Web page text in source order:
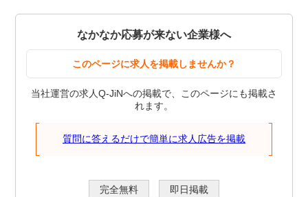
なかなか応募が来ない企業様へ
このページに求人を掲載しませんか？
当社運営の求人Q-JiNへの掲載で、このページにも掲載さ
れます。
質問に答えるだけで簡単に求人広告を掲載
完全無料 即日掲載